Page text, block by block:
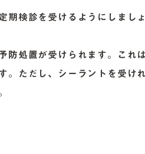
期検診を受けるようにしまし
防処置が受けられます。これ
。ただし、シーラントを受け